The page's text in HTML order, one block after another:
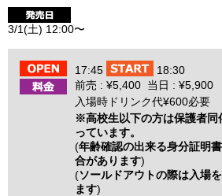
3/1(土) 12:00〜
17:45
18:30
前売 : ¥5,400 当日 : ¥5,900
入場時ドリンク代¥600必要
※高校生以下の方は保護者同
っています。
(年齢確認の出来る身分証明
合があります)
(ソールドアウトの際は入場
ます)